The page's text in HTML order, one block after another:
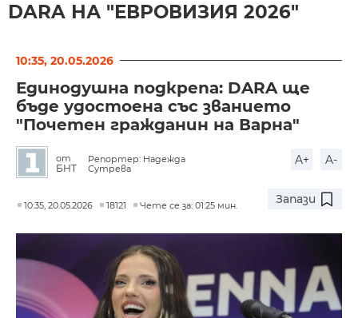
DARA НА "ЕВРОВИЗИЯ 2026"
10:35, 20.05.2026
Единодушна подкрепа: DARA ще
бъде удостоена със званието
"Почетен гражданин на Варна"
от
БНТ
Репортер: Надежда
Сутрева
A+ A-
10:35, 20.05.2026 18121 Чете се за: 01:25 мин. Запази